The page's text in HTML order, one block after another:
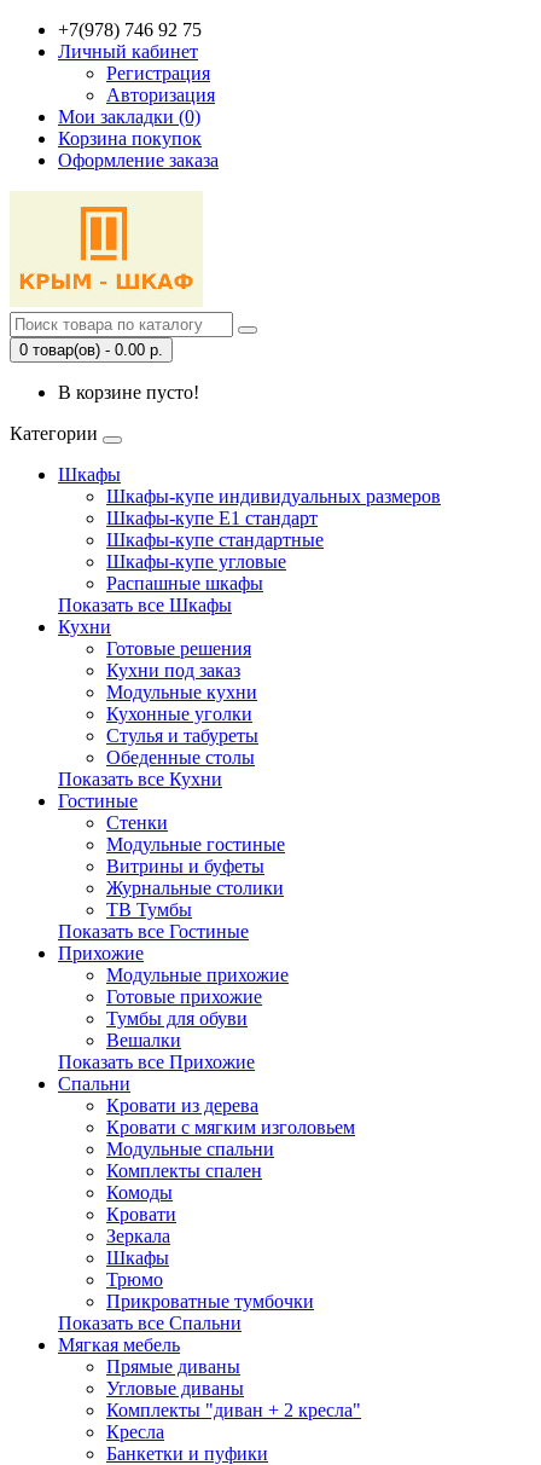
+7(978) 746 92 75
Личный кабинет
Регистрация
Авторизация
Мои закладки (0)
Корзина покупок
Оформление заказа
0 товар(ов) - 0.00 р.
В корзине пусто!
Категории
Шкафы
Шкафы-купе индивидуальных размеров
Шкафы-купе Е1 стандарт
Шкафы-купе стандартные
Шкафы-купе угловые
Распашные шкафы
Показать все Шкафы
Кухни
Готовые решения
Кухни под заказ
Модульные кухни
Кухонные уголки
Стулья и табуреты
Обеденные столы
Показать все Кухни
Гостиные
Стенки
Модульные гостиные
Витрины и буфеты
Журнальные столики
ТВ Тумбы
Показать все Гостиные
Прихожие
Модульные прихожие
Готовые прихожие
Тумбы для обуви
Вешалки
Показать все Прихожие
Спальни
Кровати из дерева
Кровати с мягким изголовьем
Модульные спальни
Комплекты спален
Комоды
Кровати
Зеркала
Шкафы
Трюмо
Прикроватные тумбочки
Показать все Спальни
Мягкая мебель
Прямые диваны
Угловые диваны
Комплекты "диван + 2 кресла"
Кресла
Банкетки и пуфики